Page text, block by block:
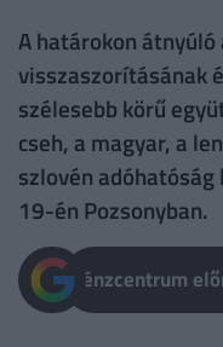
A határokon átnyúló
visszaszorításának
szélesebb körű
cseh, a magyar, a
szlovén
19-én Pozsonyban.
Pénzcentrum